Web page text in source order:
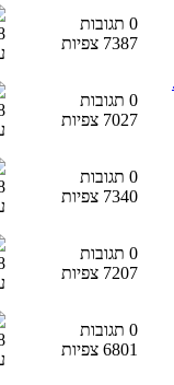
0 תגובות
7387 צפיות
0 תגובות
7027 צפיות
0 תגובות
7340 צפיות
0 תגובות
7207 צפיות
0 תגובות
6801 צפיות